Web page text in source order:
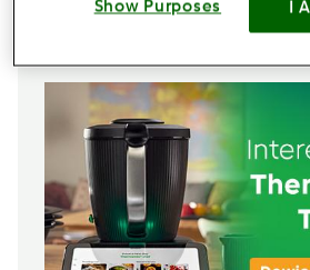
Show Purposes I